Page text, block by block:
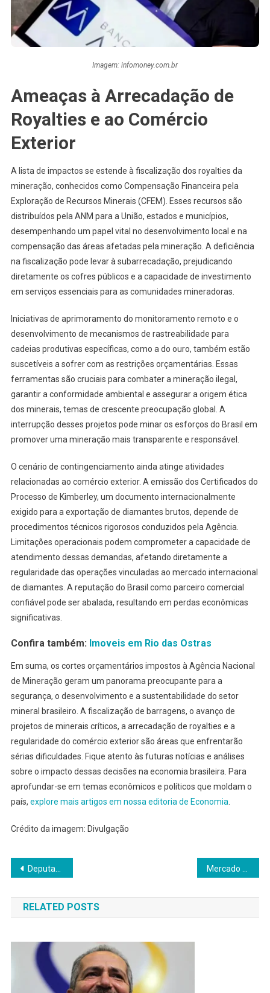
Imagem: infomoney.com.br
Ameaças à Arrecadação de
Royalties e ao Comércio
Exterior
A lista de impactos se estende à fiscalização dos royalties da
mineração, conhecidos como Compensação Financeira pela
Exploração de Recursos Minerais (CFEM). Esses recursos são
distribuídos pela ANM para a União, estados e municípios,
desempenhando um papel vital no desenvolvimento local e na
compensação das áreas afetadas pela mineração. A deficiência
na fiscalização pode levar à subarrecadação, prejudicando
diretamente os cofres públicos e a capacidade de investimento
em serviços essenciais para as comunidades mineradoras.
Iniciativas de aprimoramento do monitoramento remoto e o
desenvolvimento de mecanismos de rastreabilidade para
cadeias produtivas específicas, como a do ouro, também estão
suscetíveis a sofrer com as restrições orçamentárias. Essas
ferramentas são cruciais para combater a mineração ilegal,
garantir a conformidade ambiental e assegurar a origem ética
dos minerais, temas de crescente preocupação global. A
interrupção desses projetos pode minar os esforços do Brasil em
promover uma mineração mais transparente e responsável.
O cenário de contingenciamento ainda atinge atividades
relacionadas ao comércio exterior. A emissão dos Certificados do
Processo de Kimberley, um documento internacionalmente
exigido para a exportação de diamantes brutos, depende de
procedimentos técnicos rigorosos conduzidos pela Agência.
Limitações operacionais podem comprometer a capacidade de
atendimento dessas demandas, afetando diretamente a
regularidade das operações vinculadas ao mercado internacional
de diamantes. A reputação do Brasil como parceiro comercial
confiável pode ser abalada, resultando em perdas econômicas
significativas.
Confira também: Imoveis em Rio das Ostras
Em suma, os cortes orçamentários impostos à Agência Nacional
de Mineração geram um panorama preocupante para a
segurança, o desenvolvimento e a sustentabilidade do setor
mineral brasileiro. A fiscalização de barragens, o avanço de
projetos de minerais críticos, a arrecadação de royalties e a
regularidade do comércio exterior são áreas que enfrentarão
sérias dificuldades. Fique atento às futuras notícias e análises
sobre o impacto dessas decisões na economia brasileira. Para
aprofundar-se em temas econômicos e políticos que moldam o
país, explore mais artigos em nossa editoria de Economia.
Crédito da imagem: Divulgação
Navegação
de
Post
Deputados Governistas EUA: Missão Contra Tarifaço e Bolsonaro Mercado financeiro prevê Copa do Mundo 2026: quem ganha?
RELATED POSTS